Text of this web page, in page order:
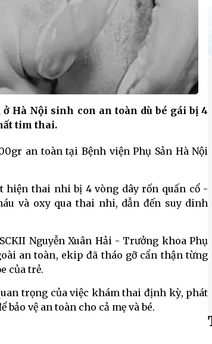
Hà Nội sinh con an toàn dù bé gái bị 4
tim thai.
an toàn tại Bệnh viện Phụ Sản Hà Nội
hiện thai nhi bị 4 vòng dây rốn quấn cổ -
và oxy qua thai nhi, dẫn đến suy dinh
Nguyễn Xuân Hải - Trưởng khoa Phụ
an toàn, ekip đã tháo gỡ cẩn thận từng
của trẻ.
trọng của việc khám thai định kỳ, phát
vệ an toàn cho cả mẹ và bé.